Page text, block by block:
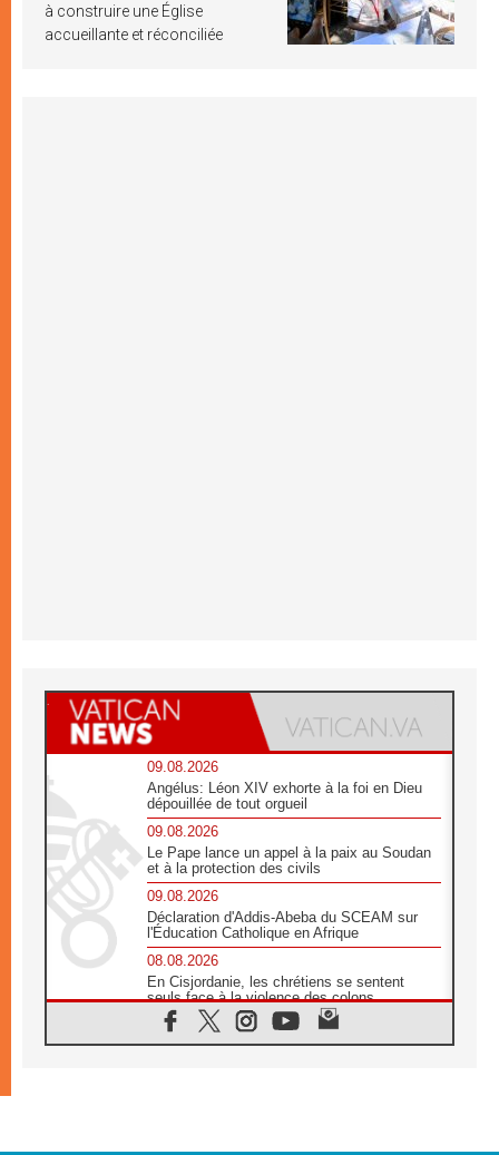
à construire une Église
accueillante et réconciliée
09.08.2026
Angélus: Léon XIV exhorte à la foi en Dieu
dépouillée de tout orgueil
09.08.2026
Le Pape lance un appel à la paix au Soudan
et à la protection des civils
09.08.2026
Déclaration d'Addis-Abeba du SCEAM sur
l'Éducation Catholique en Afrique
08.08.2026
En Cisjordanie, les chrétiens se sentent
seuls face à la violence des colons
08.08.2026
Léon XIV au sanctuaire de Notre Dame du